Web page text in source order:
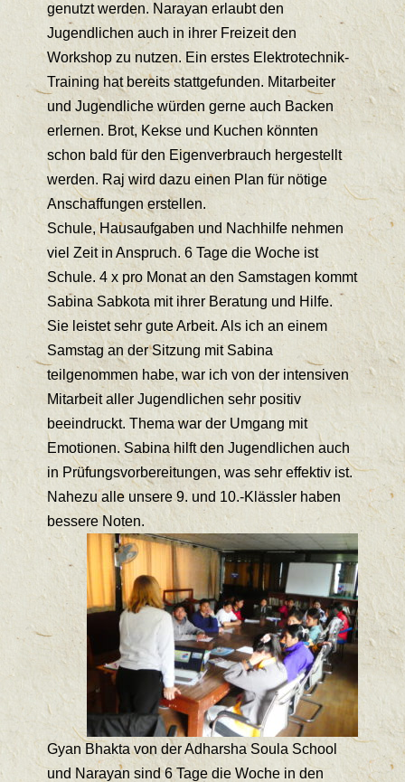
genutzt werden. Narayan erlaubt den
Jugendlichen auch in ihrer Freizeit den
Workshop zu nutzen. Ein erstes Elektrotechnik-
Training hat bereits stattgefunden. Mitarbeiter
und Jugendliche würden gerne auch Backen
erlernen. Brot, Kekse und Kuchen könnten
schon bald für den Eigenverbrauch hergestellt
werden. Raj wird dazu einen Plan für nötige
Anschaffungen erstellen.
Schule, Hausaufgaben und Nachhilfe nehmen
viel Zeit in Anspruch. 6 Tage die Woche ist
Schule. 4 x pro Monat an den Samstagen kommt
Sabina Sabkota mit ihrer Beratung und Hilfe.
Sie leistet sehr gute Arbeit. Als ich an einem
Samstag an der Sitzung mit Sabina
teilgenommen habe, war ich von der intensiven
Mitarbeit aller Jugendlichen sehr positiv
beeindruckt. Thema war der Umgang mit
Emotionen. Sabina hilft den Jugendlichen auch
in Prüfungsvorbereitungen, was sehr effektiv ist.
Nahezu alle unsere 9. und 10.-Klässler haben
bessere Noten.
Gyan Bhakta von der Adharsha Soula School
und Narayan sind 6 Tage die Woche in den